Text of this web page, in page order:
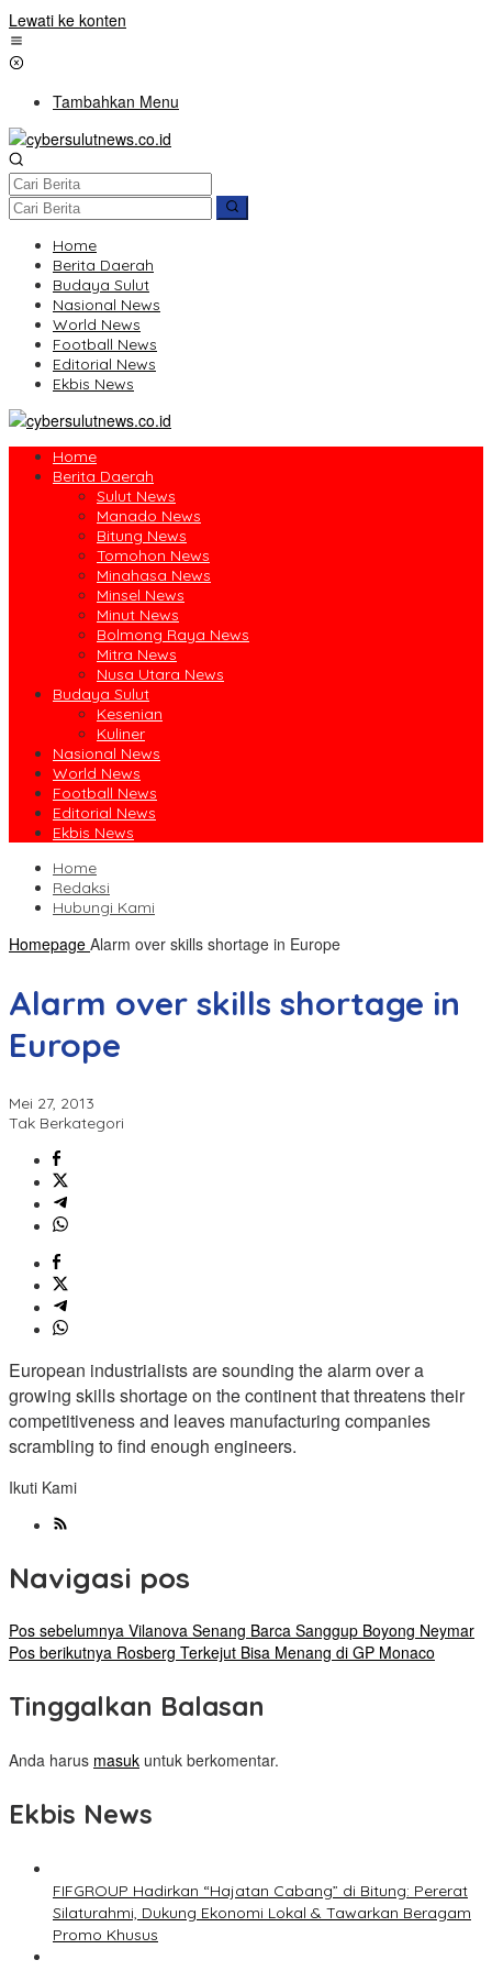
Lewati ke konten
Tambahkan Menu
Home
Berita Daerah
Budaya Sulut
Nasional News
World News
Football News
Editorial News
Ekbis News
Home
Berita Daerah
Sulut News
Manado News
Bitung News
Tomohon News
Minahasa News
Minsel News
Minut News
Bolmong Raya News
Mitra News
Nusa Utara News
Budaya Sulut
Kesenian
Kuliner
Nasional News
World News
Football News
Editorial News
Ekbis News
Home
Redaksi
Hubungi Kami
Homepage Alarm over skills shortage in Europe
Alarm over skills shortage in
Europe
Mei 27, 2013
Tak Berkategori
European industrialists are sounding the alarm over a
growing skills shortage on the continent that threatens their
competitiveness and leaves manufacturing companies
scrambling to find enough engineers.
Ikuti Kami
Navigasi pos
Pos sebelumnya Vilanova Senang Barca Sanggup Boyong Neymar
Pos berikutnya Rosberg Terkejut Bisa Menang di GP Monaco
Tinggalkan Balasan
Anda harus masuk untuk berkomentar.
Ekbis News
FIFGROUP Hadirkan “Hajatan Cabang” di Bitung: Pererat
Silaturahmi, Dukung Ekonomi Lokal & Tawarkan Beragam
Promo Khusus